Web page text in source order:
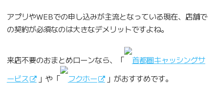
アプリやWEBでの申し込みが主流となっている現在、店舗で
の契約が必須なのは大きなデメリットですよね。
来店不要のおまとめローンなら、「
首都圏キャッシングサ
ービス
」や「 フクホー 」がおすすめです。